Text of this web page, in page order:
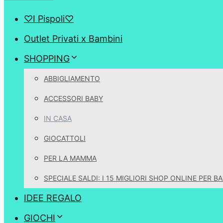
♡I Pispoli♡
Outlet Privati x Bambini
SHOPPING
ABBIGLIAMENTO
ACCESSORI BABY
IN CASA
GIOCATTOLI
PER LA MAMMA
SPECIALE SALDI: I 15 MIGLIORI SHOP ONLINE PER
IDEE REGALO
GIOCHI